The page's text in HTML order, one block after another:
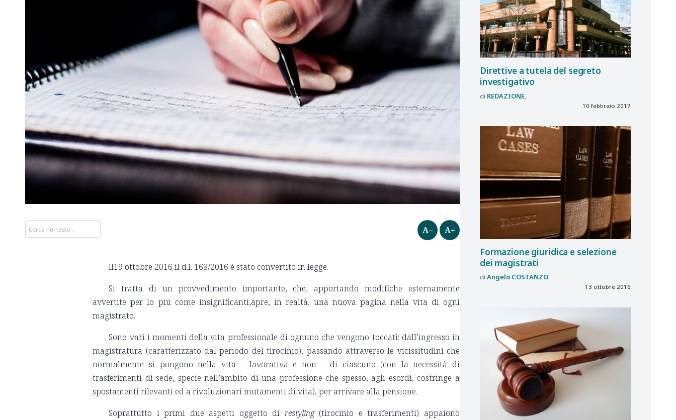
A– A+
Il19 ottobre 2016 il d.l. 168/2016 è stato convertito in legge.
Si tratta di un provvedimento importante, che, apportando modifiche esternamente
avvertite per lo più come insignificanti,apre, in realtà, una nuova pagina nella vita di ogni
magistrato.
Sono vari i momenti della vita professionale di ognuno che vengono toccati: dall’ingresso in
magistratura (caratterizzato dal periodo del tirocinio), passando attraverso le vicissitudini che
normalmente si pongono nella vita – lavorativa e non – di ciascuno (con la necessità di
trasferimenti di sede, specie nell’ambito di una professione che spesso, agli esordi, costringe a
spostamenti rilevanti ed a rivoluzionari mutamenti di vita), per arrivare alla pensione.
Soprattutto i primi due aspetti oggetto di restyling(tirocinio e trasferimenti) appaiono
Direttive a tutela del segreto
investigativo
REDAZIONE
10 febbraio 2017
Formazione giuridica e selezione
dei magistrati
Angelo COSTANZO
13 ottobre 2016